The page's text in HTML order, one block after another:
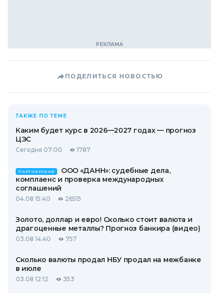
ПОДЕЛИТЬСЯ НОВОСТЬЮ
ТАКЖЕ ПО ТЕМЕ
Каким будет курс в 2026—2027 годах — прогноз
ЦЭС
Сегодня 07:00 1787
ПАРТНЕРСКАЯ
ООО «ДАНН»: судебные дела,
комплаенс и проверка международных
соглашений
04.08 15:40 26515
Золото, доллар и евро! Сколько стоит валюта и
драгоценные металлы? Прогноз банкира (видео)
03.08 14:40 757
Сколько валюты продал НБУ продал на межбанке
в июле
03.08 12:12 353